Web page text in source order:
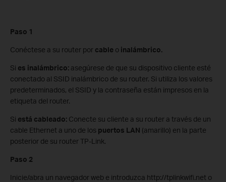
Paso 1
Conéctese a su router por cable o inalámbrico.
Si es inalámbrico: asegúrese de que su dispositivo cliente esté
conectado al SSID inalámbrico de su router. Si utiliza los valores
predeterminados, el SSID y la contraseña están impresos en la
etiqueta del router.
Si está cableado: Conecte su cliente a su router a través de un
cable Ethernet a uno de los puertos LAN (amarillo) en la parte
posterior de su router TP-Link.
Paso 2
Inicie/abra un navegador web e introduzca http://tplinkwifi.net o